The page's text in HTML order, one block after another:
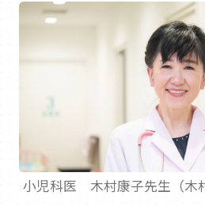
小児科医 木村康子先生（木